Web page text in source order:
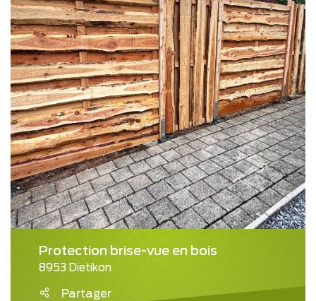
Protection brise-vue en bois
8953 Dietikon
Partager